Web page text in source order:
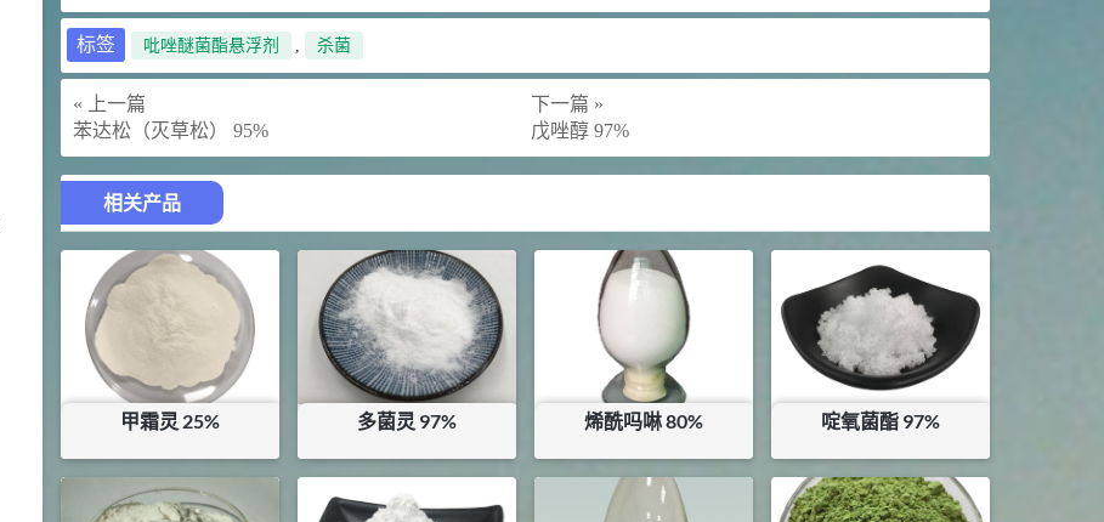
标签 吡唑醚菌酯悬浮剂 , 杀菌
« 上一篇
苯达松（灭草松） 95%
下一篇 »
戊唑醇 97%
相关产品
甲霜灵 25%
¥16
库存：10KG
多菌灵 97%
¥45
烯酰吗啉 80%
¥74.5
库存：
0.5KG
啶氧菌酯 97%
¥245
库存：6.9KG
2021-06-22 化工原料
92 5
对甲氧基苯甲醛（茴香醛）
浏览量 - 1.89w
S-羧甲基-L-半胱氨酸(羧甲司坦)
98.5%
浏览量 - 1.72w
2021-05-30 化工原料
抗氧剂BHT 99.5%
浏览量 - 1.64w
食品添加剂原料
8 D-异抗坏血酸钠 98%